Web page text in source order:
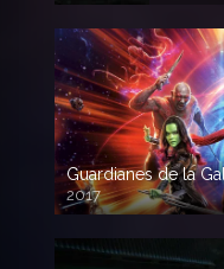
Guardianes de la
2017
720p HD